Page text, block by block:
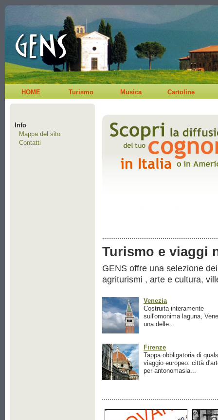
HOME Turismo Musica Cartoline
Info
Mappa del sito
Contatti
Turismo e viaggi
GENS offre una selezione
agriturismi , arte e cultura,
Venezia
Costruita interamente
sull'omonima laguna,
una delle...
Firenze
Tappa obbligatoria di
viaggio europeo: città
per antonomasia...